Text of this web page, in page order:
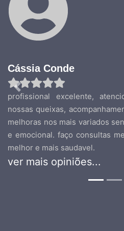
Cássia Conde
profissional excelente,
nossas queixas,
melhoras nos mais variados
e emocional. faço consultas
melhor e mais saudavel.
ver mais opiniões...
Previous